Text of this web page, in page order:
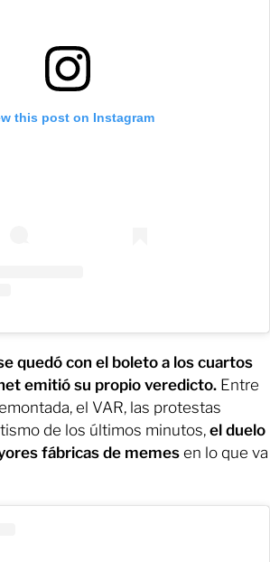
this post on Instagram
quedó con el boleto a los cuartos
emitió su propio veredicto. Entre
el VAR, las protestas
de los últimos minutos, el duelo
fábricas de memes en lo que va